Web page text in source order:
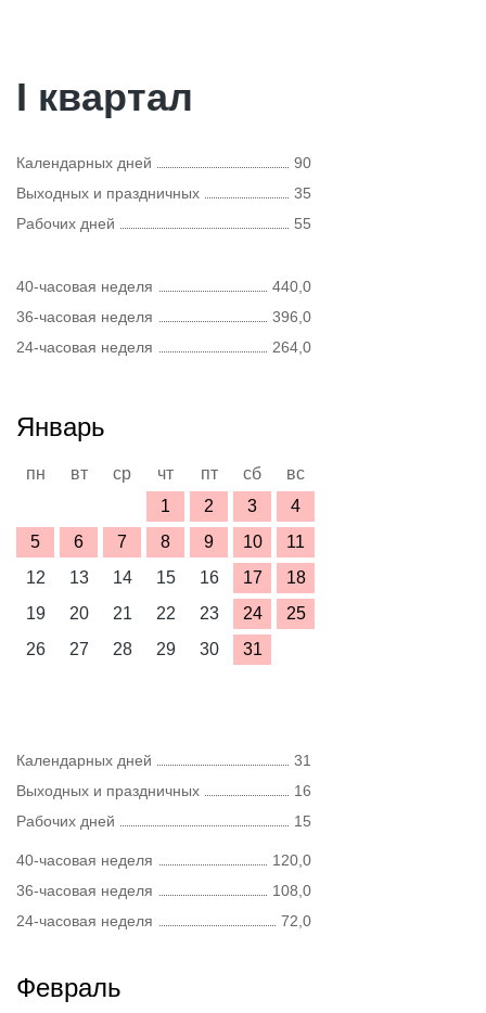
I квартал
Календарных дней
90
Выходных и праздничных
35
Рабочих дней
55
40-часовая неделя
440,0
36-часовая неделя
396,0
24-часовая неделя
264,0
Январь
пн вт ср чт пт сб
вс
1
2 3
4
5
6 7 8 9 10
11
12
13 14 15 16 17
18
19
20 21 22 23 24
25
26
27 28 29 30 31
Календарных дней
31
Выходных и праздничных
16
Рабочих дней
15
40-часовая неделя
120,0
36-часовая неделя
108,0
24-часовая неделя
72,0
Февраль